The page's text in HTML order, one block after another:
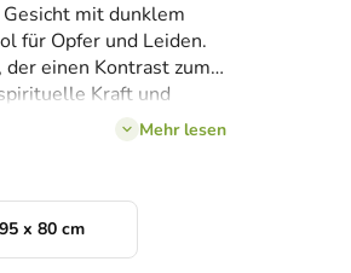
mit dunklem
für Opfer und Leiden.
einen Kontrast zum
Kraft und
Mehr lesen
95 x 80 cm